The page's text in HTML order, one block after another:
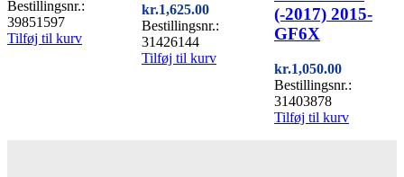
Bestillingsnr.:
39851597
Tilføj til kurv
kr.1,625.00
Bestillingsnr.:
31426144
Tilføj til kurv
(-2017) 2015-
GF6X
kr.1,050.00
Bestillingsnr.:
31403878
Tilføj til kurv